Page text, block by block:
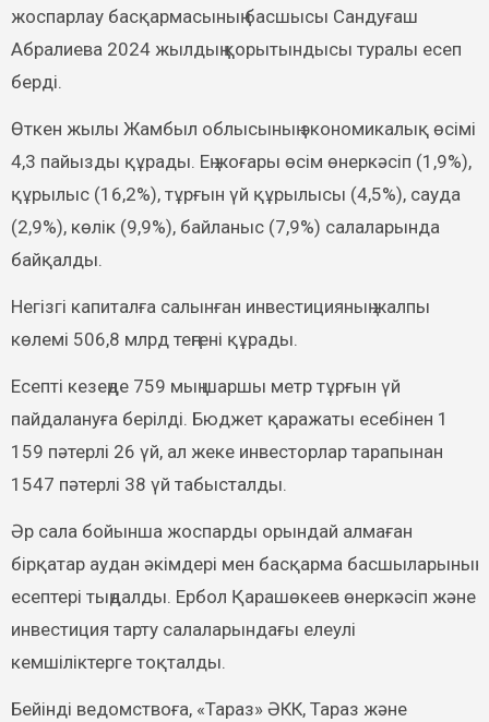
жоспарлау басқармасының басшысы Сандуғаш
Абралиева 2024 жылдың қорытындысы туралы есеп
берді.
Өткен жылы Жамбыл облысының экономикалық өсімі
4,3 пайызды құрады. Ең жоғары өсім өнеркәсіп (1,9%),
құрылыс (16,2%), тұрғын үй құрылысы (4,5%), сауда
(2,9%), көлік (9,9%), байланыс (7,9%) салаларында
байқалды.
Негізгі капиталға салынған инвестицияның жалпы
көлемі 506,8 млрд теңгені құрады.
Есепті кезеңде 759 мың шаршы метр тұрғын үй
пайдалануға берілді. Бюджет қаражаты есебінен 1
159 пәтерлі 26 үй, ал жеке инвесторлар тарапынан
1547 пәтерлі 38 үй табысталды.
Әр сала бойынша жоспарды орындай алмаған
бірқатар аудан әкімдері мен басқарма басшыларының
есептері тыңдалды. Ербол Қарашөкеев өнеркәсіп және
инвестиция тарту салаларындағы елеулі
кемшіліктерге тоқталды.
Бейінді ведомствоға, «Тараз» ӘКК, Тараз және